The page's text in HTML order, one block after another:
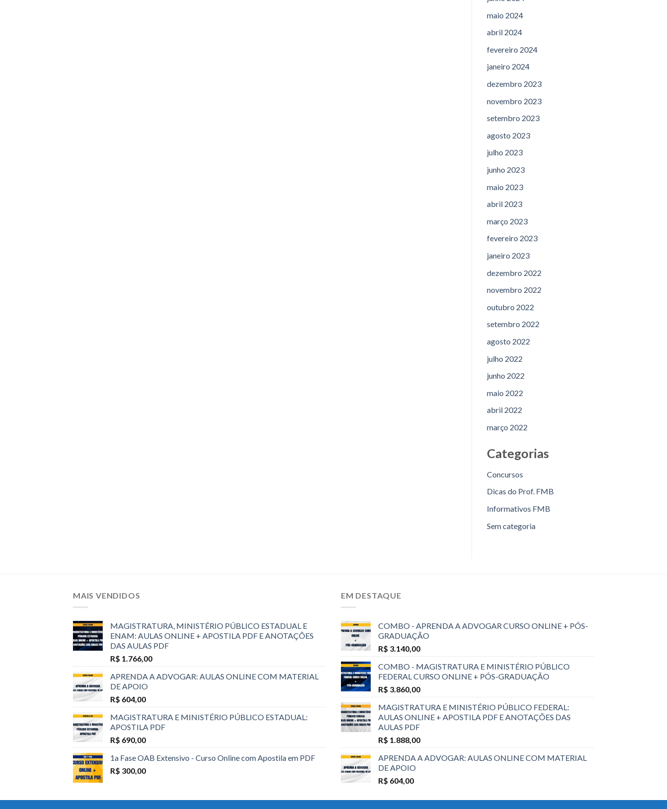
maio 2024
abril 2024
fevereiro 2024
janeiro 2024
dezembro 2023
novembro 2023
setembro 2023
agosto 2023
julho 2023
junho 2023
maio 2023
abril 2023
março 2023
fevereiro 2023
janeiro 2023
dezembro 2022
novembro 2022
outubro 2022
setembro 2022
agosto 2022
julho 2022
junho 2022
maio 2022
abril 2022
março 2022
Categorias
Concursos
Dicas do Prof. FMB
Informativos FMB
Sem categoria
MAIS VENDIDOS
MAGISTRATURA, MINISTÉRIO PÚBLICO ESTADUAL E
ENAM: AULAS ONLINE + APOSTILA PDF E ANOTAÇÕES
DAS AULAS PDF
R$ 1.766,00
APRENDA A ADVOGAR: AULAS ONLINE COM MATERIAL
DE APOIO
R$ 604,00
MAGISTRATURA E MINISTÉRIO PÚBLICO ESTADUAL:
APOSTILA PDF
R$ 690,00
1a Fase OAB Extensivo - Curso Online com Apostila em PDF
R$ 300,00
EM DESTAQUE
COMBO - APRENDA A ADVOGAR CURSO ONLINE + PÓS-
GRADUAÇÃO
R$ 3.140,00
COMBO - MAGISTRATURA E MINISTÉRIO PÚBLICO
FEDERAL CURSO ONLINE + PÓS-GRADUAÇÃO
R$ 3.860,00
MAGISTRATURA E MINISTÉRIO PÚBLICO FEDERAL:
AULAS ONLINE + APOSTILA PDF E ANOTAÇÕES DAS
AULAS PDF
R$ 1.888,00
APRENDA A ADVOGAR: AULAS ONLINE COM MATERIAL
DE APOIO
R$ 604,00